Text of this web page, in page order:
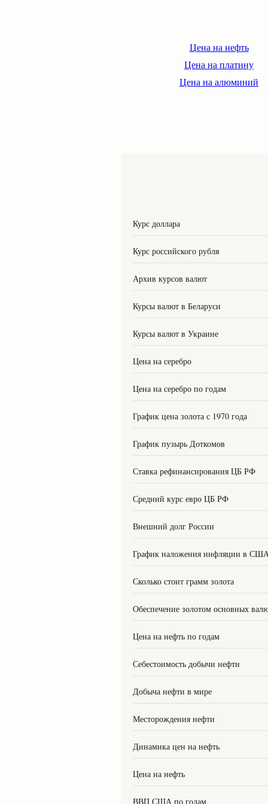
Цена на нефть
Цена на платину
Цена на алюминий
Курс доллара
Курс российского рубля
Архив курсов валют
Курсы валют в Беларуси
Курсы валют в Украине
Цена на серебро
Цена на серебро по годам
График цена золота с 1970 года
График пузырь Доткомов
Ставка рефинансирования ЦБ РФ
Средний курс евро ЦБ РФ
Внешний долг России
График наложения инфляции в
Сколько стоит грамм золота
Обеспечение золотом основных
Цена на нефть по годам
Себестоимость добычи нефти
Добыча нефти в мире
Месторождения нефти
Динамика цен на нефть
Цена на нефть
ВВП США по годам